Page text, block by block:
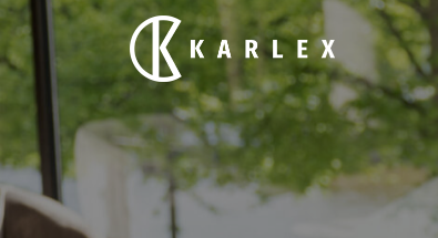
Siirry
suoraan
sisältöön